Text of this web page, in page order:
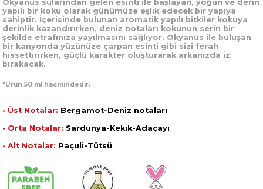
Okyanus sularından gelen esinti ile başlayan, yoğun ve derin
yapılı bir koku olarak günümüze eşlik edecek bir yapıya
sahiptir. İçerisinde bulunan aromatik yapılı bitkiler kokuya
derinlik kazandırırken, deniz notaları kokunun serin bir
şekilde etrafınıza yayılmasını sağlıyor. Okyanus ile buluşan
bir kanyonda yüzünüze çarpan esinti gibi sizi ferah
hissettirirken, güçlü karakter oluşturarak arkanızda iz
bırakacak.
*Ürün 50 ml hacmindedir.
• Üst Notalar: Bergamot-Deniz notaları
• Orta Notalar: Sardunya-Kekik-Adaçayı
• Alt Notalar: Paçuli-Tütsü